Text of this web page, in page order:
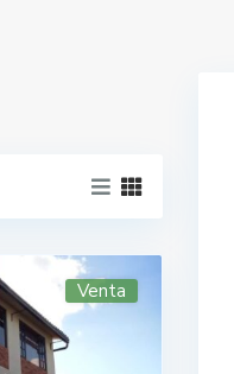
Venta